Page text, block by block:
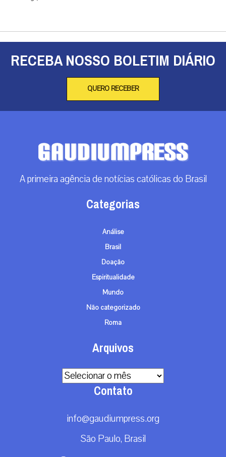
RECEBA NOSSO BOLETIM DIÁRIO
QUERO RECEBER
A primeira agência de notícias católicas do Brasil
Categorias
Análise
Brasil
Doação
Espiritualidade
Mundo
Não categorizado
Roma
Arquivos
Arquivos
Contato
info@gaudiumpress.org
São Paulo, Brasil